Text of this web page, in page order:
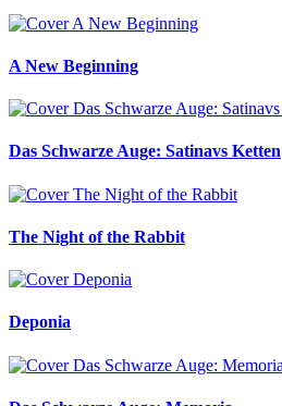
A New Beginning
Das Schwarze Auge: Satinavs Ketten
The Night of the Rabbit
Deponia